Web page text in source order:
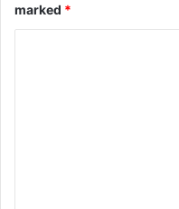
marked *